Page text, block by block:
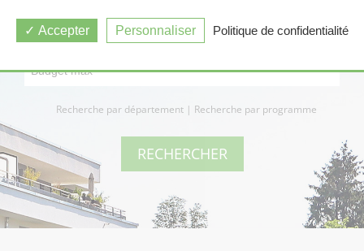
Recherche par département | Recherche par programme
Accepter Personnaliser Politique de confidentialité